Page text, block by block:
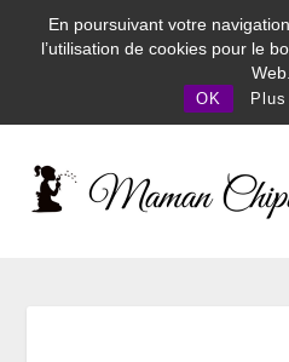
En poursuivant votre
l’utilisation de cookies pour le
Web.
OK